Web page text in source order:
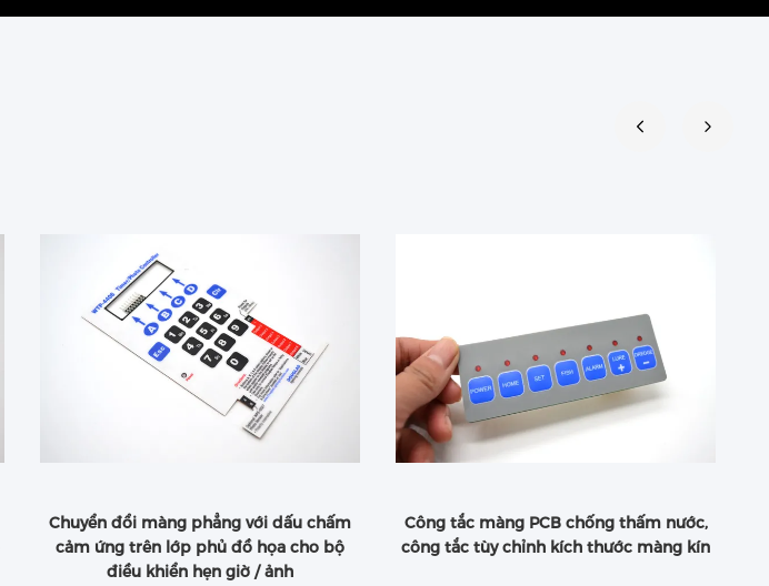
Chuyển đổi màng phẳng với dấu chấm
cảm ứng trên lớp phủ đồ họa cho bộ
điều khiển hẹn giờ / ảnh
Công tắc màng PCB chống thấm nước,
công tắc tùy chỉnh kích thước màng kín